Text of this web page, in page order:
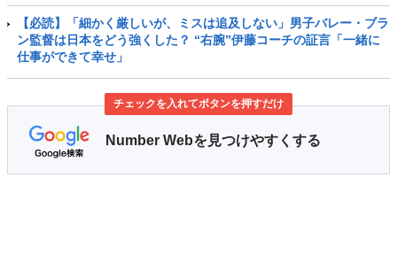
【必読】「細かく厳しいが、ミスは追及しない」男子バレー・ブラ
ン監督は日本をどう強くした？ “右腕”伊藤コーチの証言「一緒に
仕事ができて幸せ」
チェックを入れてボタンを押すだけ
Number Webを見つけやすくする